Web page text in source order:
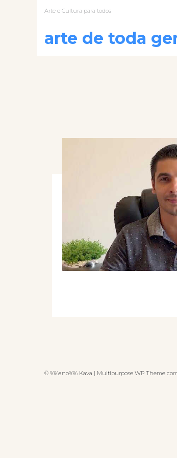
Arte e Cultura para todos
arte de toda
© %%ano%% Kava | Multipurpose WP Theme